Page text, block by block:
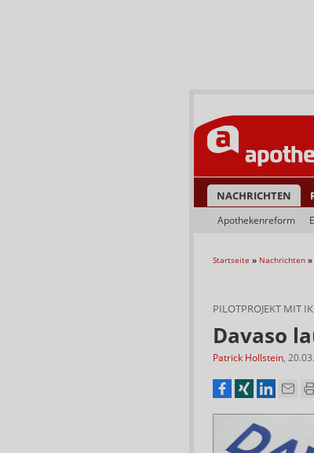
NACHRICHTEN
Apothekenreform
Startseite » Nachrichten »
PILOTPROJEKT MIT
Davaso
Patrick Hollstein,